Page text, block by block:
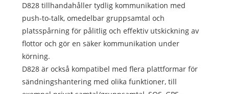
D828 tillhandahåller tydlig kommunikation med
push-to-talk, omedelbar gruppsamtal och
platsspårning för pålitlig och effektiv utskickning av
flottor och gör en säker kommunikation under
körning.
D828 är också kompatibel med flera plattformar för
sändningshantering med olika funktioner, till